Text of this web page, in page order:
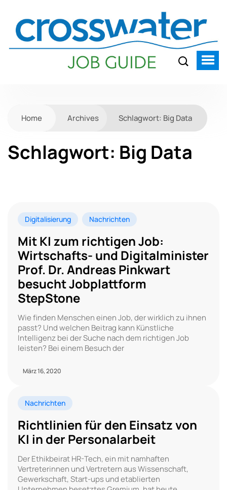
Home Archives Schlagwort: Big Data
Schlagwort: Big Data
Digitalisierung Nachrichten
Mit KI zum richtigen Job:
Wirtschafts- und Digitalminister
Prof. Dr. Andreas Pinkwart
besucht Jobplattform
StepStone
Wie finden Menschen einen Job, der wirklich zu ihnen
passt? Und welchen Beitrag kann Künstliche
Intelligenz bei der Suche nach dem richtigen Job
leisten? Bei einem Besuch der
März 16, 2020
Nachrichten
Richtlinien für den Einsatz von
KI in der Personalarbeit
Der Ethikbeirat HR-Tech, ein mit namhaften
Vertreterinnen und Vertretern aus Wissenschaft,
Gewerkschaft, Start-ups und etablierten